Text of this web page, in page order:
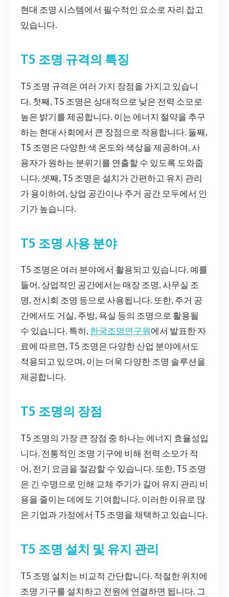
현대 조명 시스템에서 필수적인 요소로 자리 잡고
있습니다.
T5 조명 규격의 특징
T5 조명 규격은 여러 가지 장점을 가지고 있습니
다. 첫째, T5 조명은 상대적으로 낮은 전력 소모로
높은 밝기를 제공합니다. 이는 에너지 절약을 추구
하는 현대 사회에서 큰 장점으로 작용합니다. 둘째,
T5 조명은 다양한 색 온도와 색상을 제공하여, 사
용자가 원하는 분위기를 연출할 수 있도록 도와줍
니다. 셋째, T5 조명은 설치가 간편하고 유지 관리
가 용이하여, 상업 공간이나 주거 공간 모두에서 인
기가 높습니다.
T5 조명 사용 분야
T5 조명은 여러 분야에서 활용되고 있습니다. 예를
들어, 상업적인 공간에서는 매장 조명, 사무실 조
명, 전시회 조명 등으로 사용됩니다. 또한, 주거 공
간에서도 거실, 주방, 욕실 등의 조명으로 활용될
수 있습니다. 특히, 한국조명연구원에서 발표한 자
료에 따르면, T5 조명은 다양한 산업 분야에서도
적용되고 있으며, 이는 더욱 다양한 조명 솔루션을
제공합니다.
T5 조명의 장점
T5 조명의 가장 큰 장점 중 하나는 에너지 효율성입
니다. 전통적인 조명 기구에 비해 전력 소모가 적
어, 전기 요금을 절감할 수 있습니다. 또한, T5 조명
은 긴 수명으로 인해 교체 주기가 길어 유지 관리 비
용을 줄이는 데에도 기여합니다. 이러한 이유로 많
은 기업과 가정에서 T5 조명을 채택하고 있습니다.
T5 조명 설치 및 유지 관리
T5 조명 설치는 비교적 간단합니다. 적절한 위치에
조명 기구를 설치하고 전원에 연결하면 됩니다. 그